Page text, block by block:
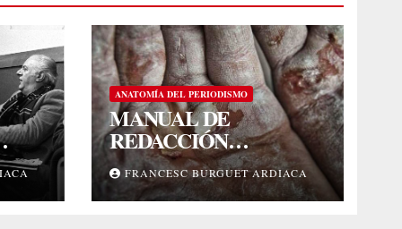
ANATOMÍA DEL PERIODISMO
MANUAL DE
REDACCIÓN
PERIODÍSTICA
FRANCESC BURGUET ARDIACA